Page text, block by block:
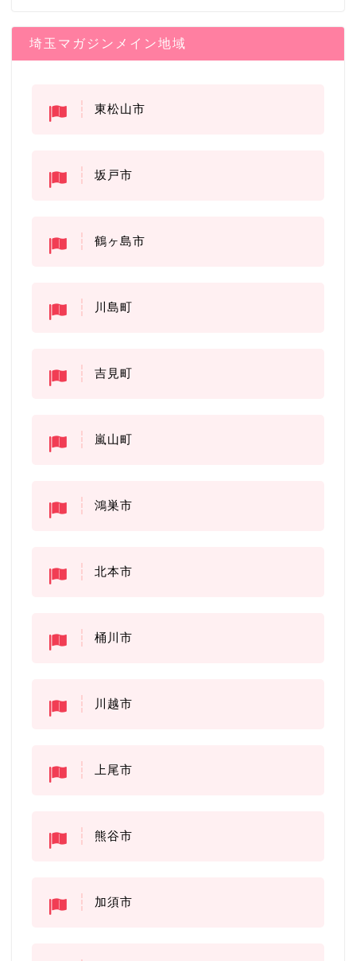
埼玉マガジンメイン地域
東松山市
坂戸市
鶴ヶ島市
川島町
吉見町
嵐山町
鴻巣市
北本市
桶川市
川越市
上尾市
熊谷市
加須市